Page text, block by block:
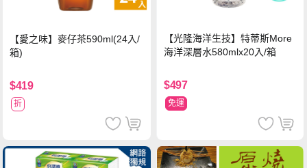
【愛之味】麥仔茶590ml(24入/
箱)
$419
折
【光隆海洋生技】特蒂斯More
海洋深層水580mlx20入/箱
$497
免運